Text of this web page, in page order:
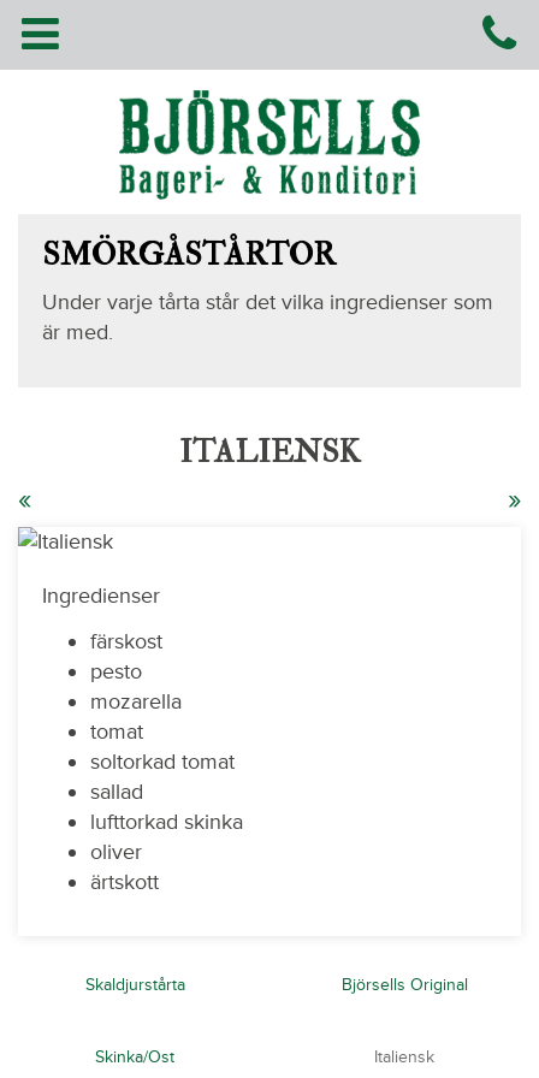
SMÖRGÅSTÅRTOR
Under varje tårta står det vilka ingredienser som
är med.
ITALIENSK
«
»
Ingredienser
färskost
pesto
mozarella
tomat
soltorkad tomat
sallad
lufttorkad skinka
oliver
ärtskott
Skaldjurstårta Björsells Original
Skinka/Ost Italiensk